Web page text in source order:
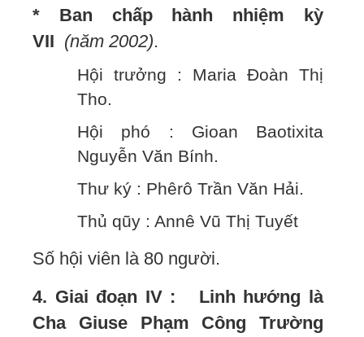
* Ban chấp hành nhiệm kỳ
VII (năm 2002).
Hội trưởng : Maria Đoàn Thị
Tho.
Hội phó : Gioan Baotixita
Nguyễn Văn Bính.
Thư ký : Phêrô Trần Văn Hải.
Thủ qũy : Annê Vũ Thị Tuyết
Số hội viên là 80 người.
4. Giai đoạn IV : Linh hướng là
Cha Giuse Phạm Công Trường